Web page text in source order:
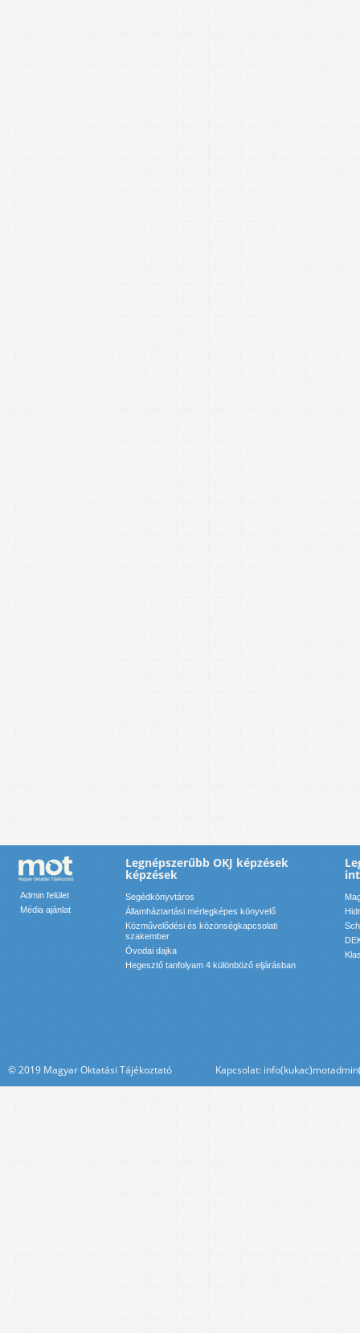
Admin felület
Média ajánlat
Legnépszerűbb OKJ képzések
képzések
Segédkönyvtáros
Államháztartási mérlegképes könyvelő
Közművelődési és közönségkapcsolati
szakember
Óvodai dajka
Hegesztő tanfolyam 4 különböző eljárásban
© 2019 Magyar Oktatási Tájékoztató Kapcsolat: